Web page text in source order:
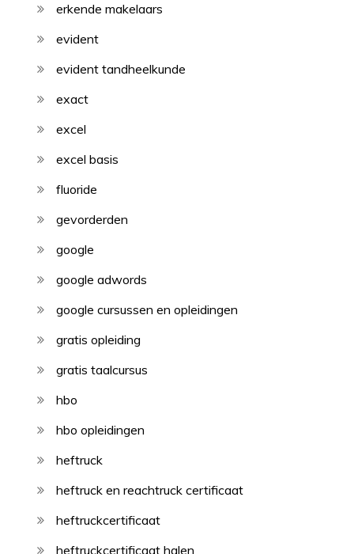
erkende makelaars
evident
evident tandheelkunde
exact
excel
excel basis
fluoride
gevorderden
google
google adwords
google cursussen en opleidingen
gratis opleiding
gratis taalcursus
hbo
hbo opleidingen
heftruck
heftruck en reachtruck certificaat
heftruckcertificaat
heftruckcertificaat halen